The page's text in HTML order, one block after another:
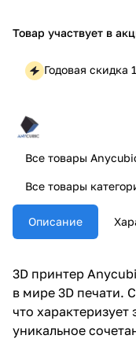
Товар участвует в
Годовая скидка
Все товары
Все товары
Описание
3D принтер
в мире 3D печати.
что
уникальное